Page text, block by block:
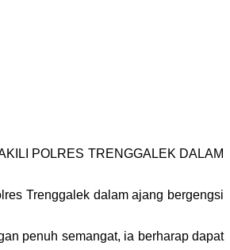
POLRES TRENGGALEK DALAM
Trenggalek dalam ajang bergengsi
penuh semangat, ia berharap dapat